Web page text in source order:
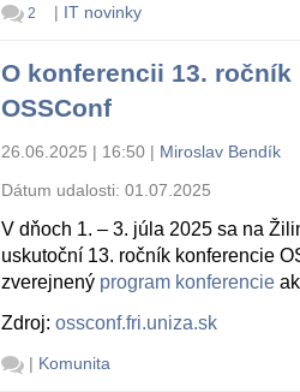
2 | IT novinky
O konferencii 13. ročník
OSSConf
26.06.2025 | 16:50 | Miroslav Bendík
Dátum udalosti:01.07.2025
V dňoch 1. – 3. júla 2025 sa na
uskutoční 13. ročník konferencie
zverejnený program konferencie
Zdroj:ossconf.fri.uniza.sk
| Komunita